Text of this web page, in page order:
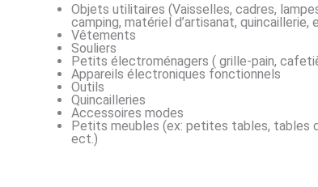
Objets utilitaires (Vaisselles, cadres,
camping, matériel d’artisanat, quincaillerie,
Vêtements
Souliers
Petits électroménagers ( grille-pain,
Appareils électroniques fonctionnels
Outils
Quincailleries
Accessoires modes
Petits meubles (ex: petites tables, tables
ect.)